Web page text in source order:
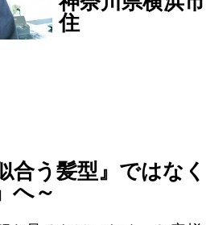
住
合う髪型』ではな
へ～